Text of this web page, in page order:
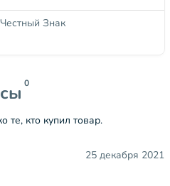
Знак
0
те, кто купил товар.
25 декабря 2021